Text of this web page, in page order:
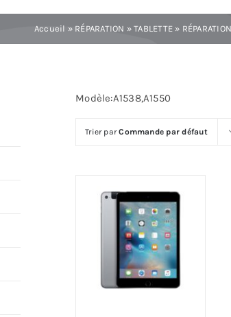
Accueil » RÉPARATION »TABLETTE »
Modèle:A1538,A1550
Trier parCommande par défaut